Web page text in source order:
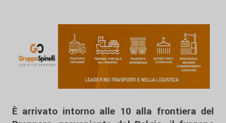
È arrivato intorno alle 10 alla frontiera del